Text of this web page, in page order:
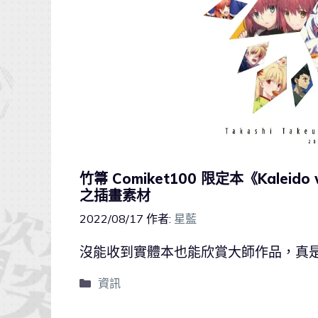
竹箒 Comiket100 限定本《Kaleido
之插畫素材
2022/08/17 作者: 星藍
沒能收到實體本也能欣賞大師作品，真
資訊